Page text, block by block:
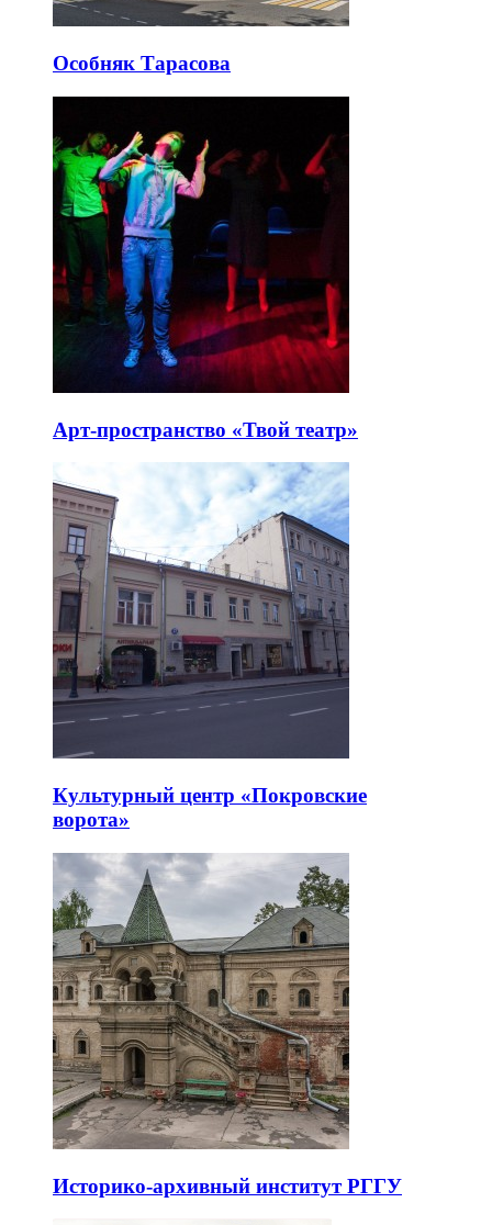
Особняк Тарасова
Арт-пространство «Твой театр»
Культурный центр «Покровские
ворота»
Историко-архивный институт РГГУ